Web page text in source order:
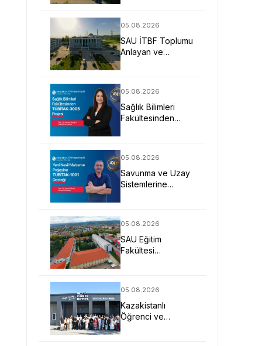
05.08.2026
SAU İTBF Toplumu
Anlayan ve
05.08.2026
Sağlık Bilimleri
Fakültesinden
05.08.2026
Savunma ve Uzay
Sistemlerine
05.08.2026
SAU Eğitim
Fakültesi
05.08.2026
Kazakistanlı
Öğrenci ve